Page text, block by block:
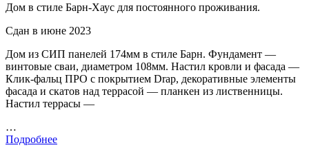
Дом в стиле Барн-Хаус для постоянного проживания.
Сдан в июне 2023
Дом из СИП панелей 174мм в стиле Барн. Фундамент —
винтовые сваи, диаметром 108мм. Настил кровли и фасада —
Клик-фальц ПРО с покрытием Drap, декоративные элементы
фасада и скатов над террасой — планкен из лиственницы.
Настил террасы —
…
Подробнее